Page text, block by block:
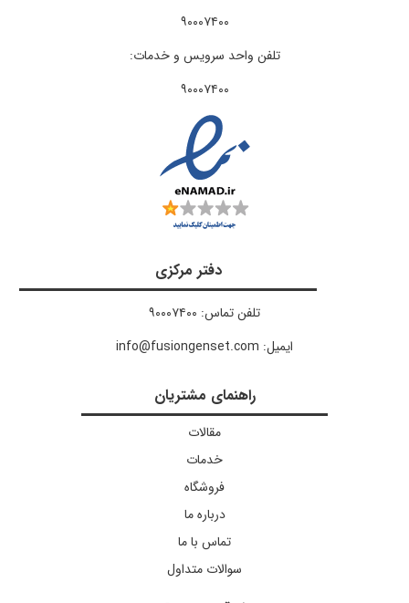
راهنمای مشتریان
مقالات
خدمات
فروشگاه
درباره ما
تماس با ما
سوالات متداول
دفتر مرکزی
تلفن تماس: ۹۰۰۰۷۴۰۰
ایمیل: info@fusiongenset.com
۹۰۰۰۷۴۰۰​
تلفن واحد سرویس و خدمات:
۹۰۰۰۷۴۰۰